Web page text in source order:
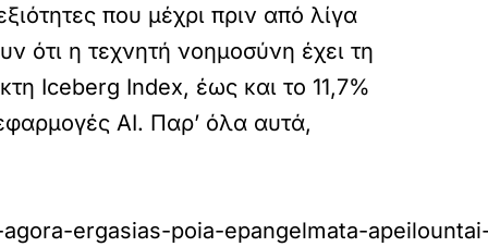
που μέχρι πριν από λίγα
ότι η τεχνητή νοημοσύνη έχει τη
Iceberg Index, έως και το 11,7%
ΑΙ. Παρ’ όλα αυτά,
ergasias-poia-epangelmata-